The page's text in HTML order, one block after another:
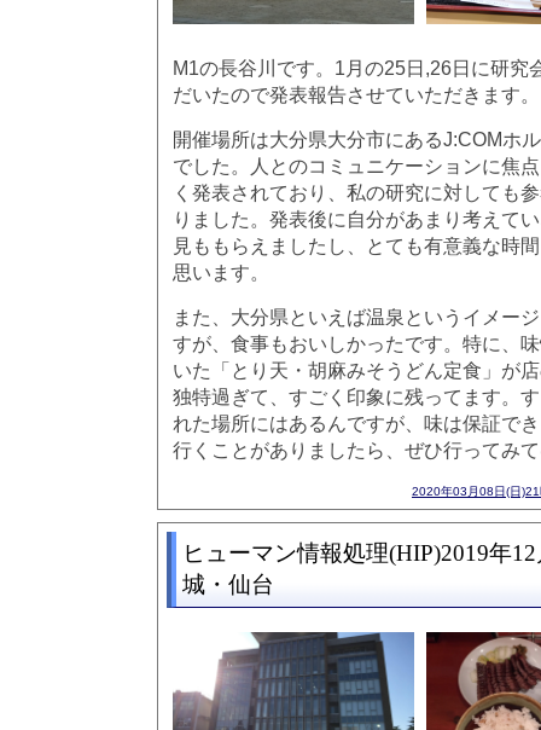
M1の長谷川です。1月の25日,26日に研究
だいたので発表報告させていただきます。
開催場所は大分県大分市にあるJ:COMホ
でした。人とのコミュニケーションに焦
く発表されており、私の研究に対しても
りました。発表後に自分があまり考えて
見ももらえましたし、とても有意義な時
思います。
また、大分県といえば温泉というイメー
すが、食事もおいしかったです。特に、
いた「とり天・胡麻みそうどん定食」が
独特過ぎて、すごく印象に残ってます。
れた場所にはあるんですが、味は保証で
行くことがありましたら、ぜひ行ってみ
2020年03月08日(日
ヒューマン情報処理(HIP)2019年
城・仙台